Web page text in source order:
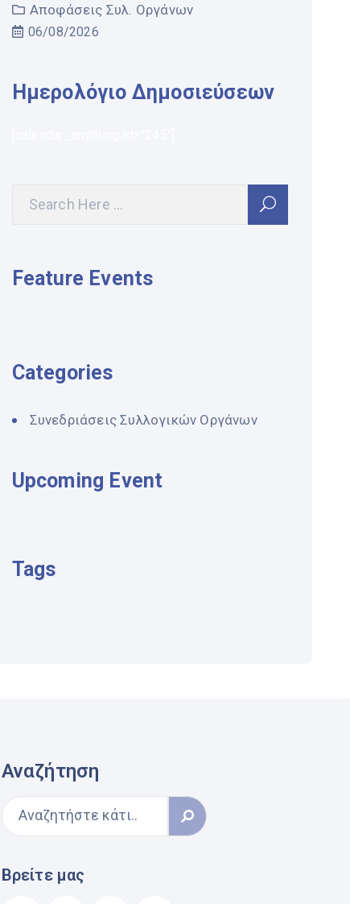
Αποφάσεις Συλ. Οργάνων
06/08/2026
Ημερολόγιο Δημοσιεύσεων
Feature Events
Categories
Συνεδριάσεις Συλλογικών Οργάνων
Upcoming Event
Tags
Αναζήτηση
Βρείτε μας